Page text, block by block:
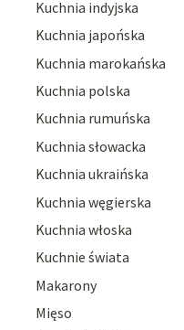
Kuchnia indyjska
Kuchnia japońska
Kuchnia marokańska
Kuchnia polska
Kuchnia rumuńska
Kuchnia słowacka
Kuchnia ukraińska
Kuchnia węgierska
Kuchnia włoska
Kuchnie świata
Makarony
Mięso